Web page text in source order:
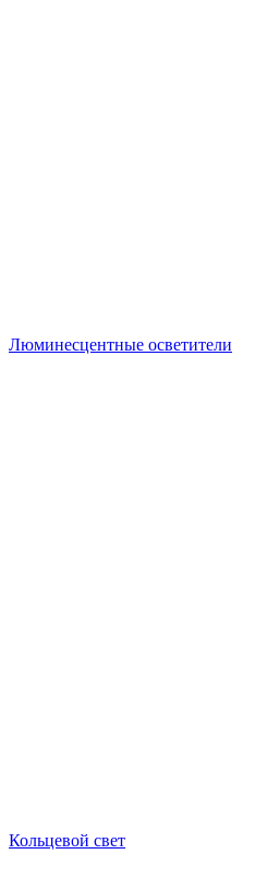
Люминесцентные осветители
Кольцевой свет